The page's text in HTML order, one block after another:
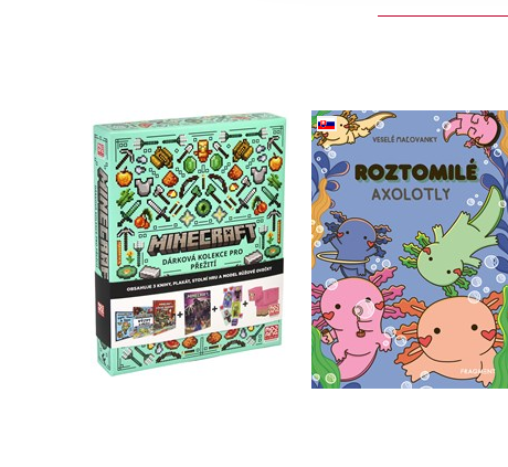
Minecraft - Dárková
kolekce pro přežití
Kolektiv
Do košíku
479 Kč
Roztomilé axolotly
(slovensky)
Mafalda Mota
Do košíku
229 Kč
183 Kč